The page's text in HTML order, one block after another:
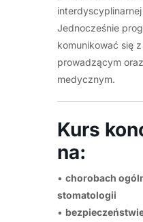
Jednocześnie
komunikować się
prowadzącym
medycznym.
Kurs
na:
• chorobach
stomatologii
•